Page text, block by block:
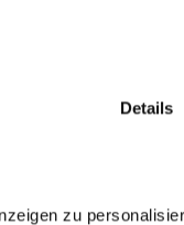
Details
zu